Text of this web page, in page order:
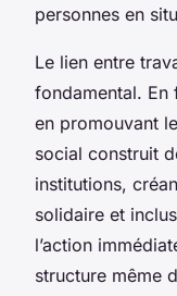
personnes en
Le lien entre
fondamental. En
en promouvant
social construit
institutions,
solidaire et
l’action
structure même